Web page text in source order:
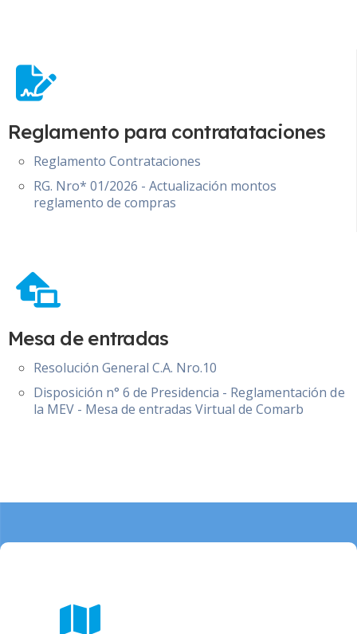
Reglamento para contratataciones
Reglamento Contrataciones
RG. Nro* 01/2026 - Actualización montos
reglamento de compras
Mesa de entradas
Resolución General C.A. Nro.10
Disposición n° 6 de Presidencia - Reglamentación de
la MEV - Mesa de entradas Virtual de Comarb